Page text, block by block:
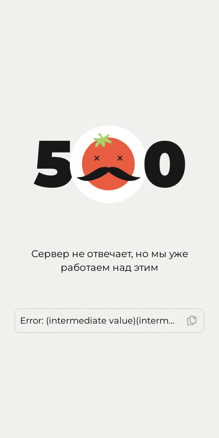
Сервер не отвечает, но мы уже
работаем над этим
Error: (intermediate value)(intermediate value)(intermediate value).replaceAll is not a function